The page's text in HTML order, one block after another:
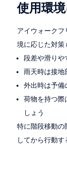
使用環
アイウォーク
境に応じた対策
段差や滑りや
雨天時は接地
外出時は予備
荷物を持つ際
しょう
特に階段移動の
してから行動す